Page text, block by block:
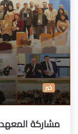
خبر
مشاركة المعهد